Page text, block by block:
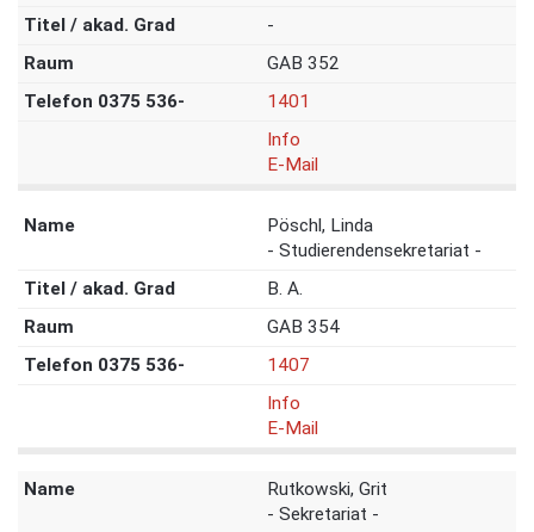
-
GAB 352
1401
Info
E-Mail
Pöschl, Linda
- Studierendensekretariat -
B. A.
GAB 354
1407
Info
E-Mail
Rutkowski, Grit
- Sekretariat -